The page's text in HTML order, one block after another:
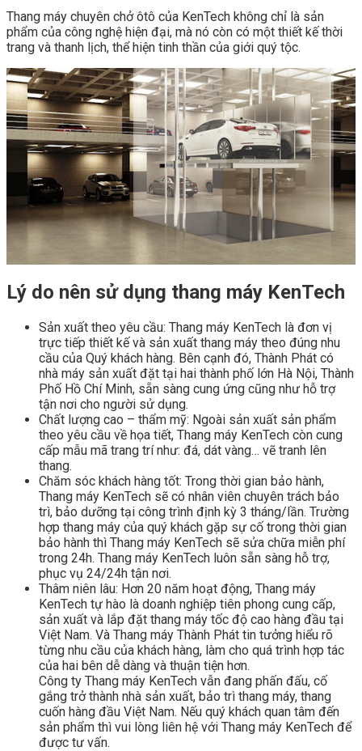
Thang máy chuyên chở ôtô của KenTech không chỉ là sản
phẩm của công nghệ hiện đại, mà nó còn có một thiết kế thời
trang và thanh lịch, thể hiện tinh thần của giới quý tộc.
Lý do nên sử dụng thang máy KenTech
Sản xuất theo yêu cầu: Thang máy KenTech là đơn vị
trực tiếp thiết kế và sản xuất thang máy theo đúng nhu
cầu của Quý khách hàng. Bên cạnh đó, Thành Phát có
nhà máy sản xuất đặt tại hai thành phố lớn Hà Nội, Thành
Phố Hồ Chí Minh, sẵn sàng cung ứng cũng như hỗ trợ
tận nơi cho người sử dụng.
Chất lượng cao – thẩm mỹ: Ngoài sản xuất sản phẩm
theo yêu cầu về họa tiết, Thang máy KenTech còn cung
cấp mẫu mã trang trí như: đá, dát vàng… vẽ tranh lên
thang.
Chăm sóc khách hàng tốt: Trong thời gian bảo hành,
Thang máy KenTech sẽ có nhân viên chuyên trách bảo
trì, bảo dưỡng tại công trình định kỳ 3 tháng/lần. Trường
hợp thang máy của quý khách gặp sự cố trong thời gian
bảo hành thì Thang máy KenTech sẽ sửa chữa miễn phí
trong 24h. Thang máy KenTech luôn sẵn sàng hỗ trợ,
phục vụ 24/24h tận nơi.
Thâm niên lâu: Hơn 20 năm hoạt động, Thang máy
KenTech tự hào là doanh nghiệp tiên phong cung cấp,
sản xuất và lắp đặt thang máy tốc độ cao hàng đầu tại
Việt Nam. Và Thang máy Thành Phát tin tưởng hiểu rõ
từng nhu cầu của khách hàng, làm cho quá trình hợp tác
của hai bên dễ dàng và thuận tiện hơn.
Công ty Thang máy KenTech vẫn đang phấn đấu, cố
gắng trở thành nhà sản xuất, bảo trì thang máy, thang
cuốn hàng đầu Việt Nam. Nếu quý khách quan tâm đến
sản phẩm thì vui lòng liên hệ với Thang máy KenTech để
được tư vấn.